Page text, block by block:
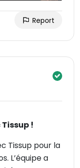
Report
!
Tissup pour la
L’équipe a